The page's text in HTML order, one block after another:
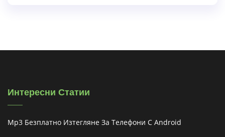
Интересни Статии
Mp3 Безплатно Изтегляне За Телефони С Android